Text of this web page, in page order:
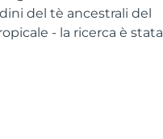
del tè ancestrali del
- la ricerca è stata